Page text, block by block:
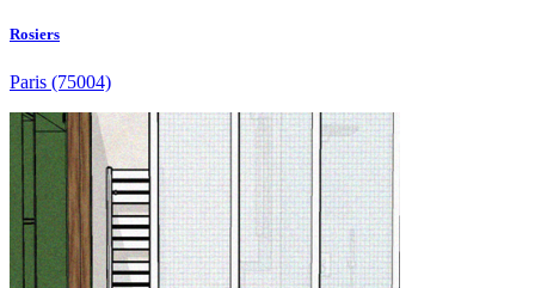
Rosiers
Paris (75004)